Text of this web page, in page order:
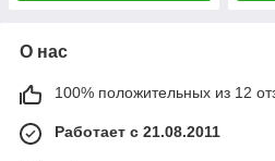
О нас
100% положительных из 12
Работает с 21.08.2011